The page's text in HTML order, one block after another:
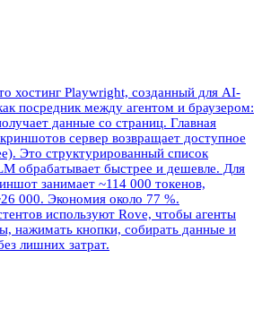
хостинг Playwright, созданный для AI-
посредник между агентом и браузером:
данные со страниц. Главная
сервер возвращает доступное
Это структурированный список
обрабатывает быстрее и дешевле. Для
занимает ~114 000 токенов,
000. Экономия около 77 %.
используют Rove, чтобы агенты
нажимать кнопки, собирать данные и
лишних затрат.